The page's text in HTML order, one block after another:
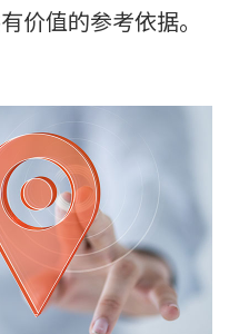
价值的参考依据。